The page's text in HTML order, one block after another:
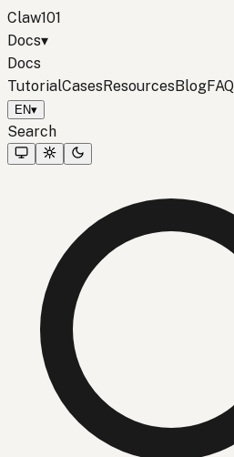
Claw101
Docs▾
Docs
TutorialCasesResourcesBlogFAQ
EN▾
Search